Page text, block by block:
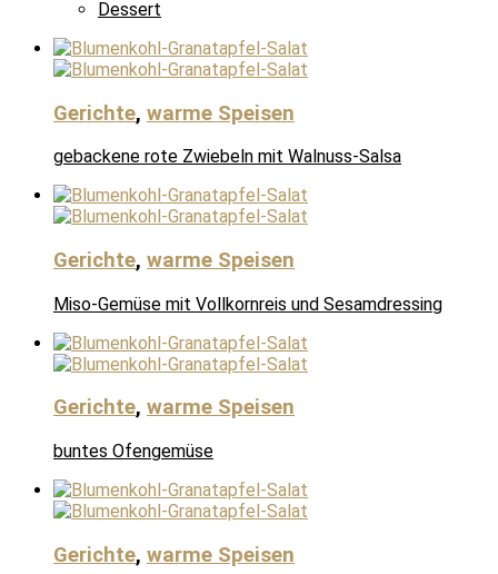
Dessert
Gerichte, warme Speisen
gebackene rote Zwiebeln mit Walnuss-Salsa
Gerichte, warme Speisen
Miso-Gemüse mit Vollkornreis und Sesamdressing
Gerichte, warme Speisen
buntes Ofengemüse
Gerichte, warme Speisen